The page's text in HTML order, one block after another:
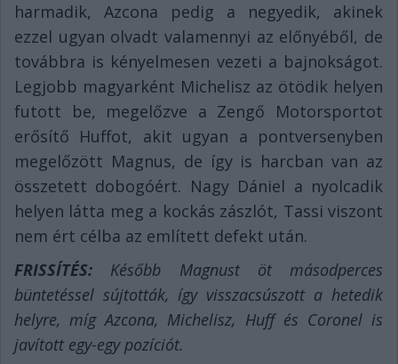
harmadik, Azcona pedig a negyedik, akinek
ezzel ugyan olvadt valamennyi az előnyéből, de
továbbra is kényelmesen vezeti a bajnokságot.
Legjobb magyarként Michelisz az ötödik helyen
futott be, megelőzve a Zengő Motorsportot
erősítő Huffot, akit ugyan a pontversenyben
megelőzött Magnus, de így is harcban van az
összetett dobogóért. Nagy Dániel a nyolcadik
helyen látta meg a kockás zászlót, Tassi viszont
nem ért célba az említett defekt után.
FRISSÍTÉS: Később Magnust öt másodperces
büntetéssel sújtották, így visszacsúszott a hetedik
helyre, míg Azcona, Michelisz, Huff és Coronel is
javított egy-egy pozíciót.